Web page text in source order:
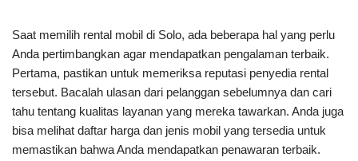
Saat memilih rental mobil di Solo, ada beberapa hal yang perlu
Anda pertimbangkan agar mendapatkan pengalaman terbaik.
Pertama, pastikan untuk memeriksa reputasi penyedia rental
tersebut. Bacalah ulasan dari pelanggan sebelumnya dan cari
tahu tentang kualitas layanan yang mereka tawarkan. Anda juga
bisa melihat daftar harga dan jenis mobil yang tersedia untuk
memastikan bahwa Anda mendapatkan penawaran terbaik.